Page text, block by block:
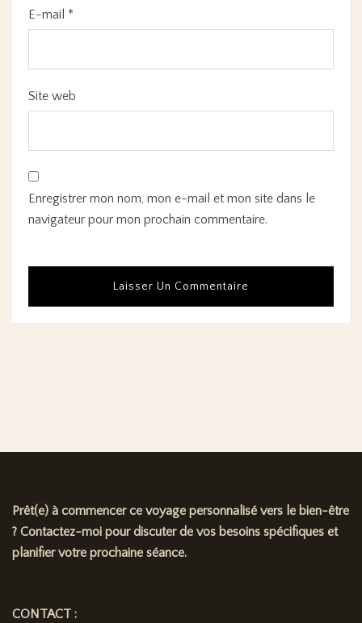
E-mail *
Site web
Enregistrer mon nom, mon e-mail et mon site dans le
navigateur pour mon prochain commentaire.
Prêt(e) à commencer ce voyage personnalisé vers le bien-être
? Contactez-moi pour discuter de vos besoins spécifiques et
planifier votre prochaine séance.
CONTACT :